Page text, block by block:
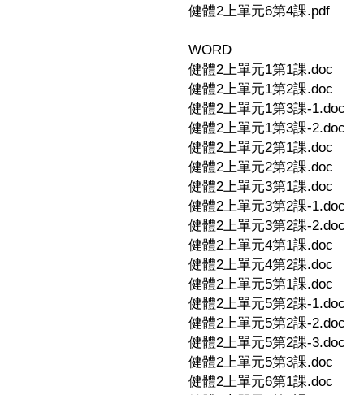
健體2上單元6第4課.pdf
WORD
健體2上單元1第1課.doc
健體2上單元1第2課.doc
健體2上單元1第3課-1.doc
健體2上單元1第3課-2.doc
健體2上單元2第1課.doc
健體2上單元2第2課.doc
健體2上單元3第1課.doc
健體2上單元3第2課-1.doc
健體2上單元3第2課-2.doc
健體2上單元4第1課.doc
健體2上單元4第2課.doc
健體2上單元5第1課.doc
健體2上單元5第2課-1.doc
健體2上單元5第2課-2.doc
健體2上單元5第2課-3.doc
健體2上單元5第3課.doc
健體2上單元6第1課.doc